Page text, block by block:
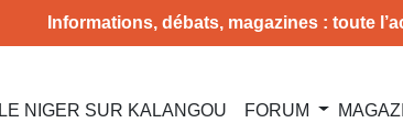
Informations, débats, magazines : toute
LE NIGER SUR KALANGOU FORUM